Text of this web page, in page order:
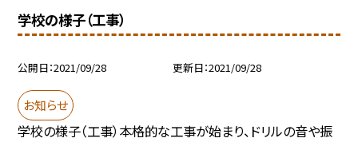
学校の様子（工事）
公開日 2021/09/28 更新日 2021/09/28
お知らせ
学校の様子（工事）本格的な工事が始まり、ドリルの音や振